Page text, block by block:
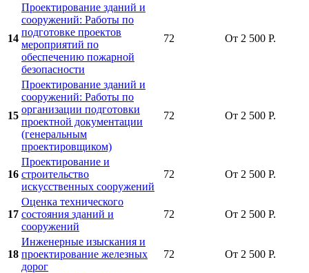
14
Проектирование зданий и
сооружений: Работы по
подготовке проектов
мероприятий по
обеспечению пожарной
безопасности
72 От 2 500 Р.
15
Проектирование зданий и
сооружений: Работы по
организации подготовки
проектной документации
(генеральным
проектировщиком)
72 От 2 500 Р.
16
Проектирование и
строительство
искусственных сооружений
72 От 2 500 Р.
17
Оценка технического
состояния зданий и
сооружений
72 От 2 500 Р.
18
Инженерные изыскания и
проектирование железных
дорог
72 От 2 500 Р.